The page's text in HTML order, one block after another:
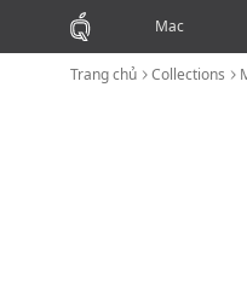
Mac
Trang chủ Collections